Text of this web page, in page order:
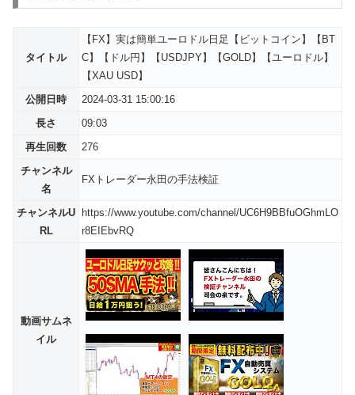
タイトル
【FX】実は簡単ユーロドル日足【ビットコイン】【BT
C】【ドル円】【USDJPY】【GOLD】【ユーロドル】
【XAU USD】
公開日時
2024-03-31 15:00:16
長さ
09:03
再生回数
276
チャンネル
名
FXトレーダー永田の手法検証
チャンネルU
RL
https://www.youtube.com/channel/UC6H9BBfuOGhmLO
r8EIEbvRQ
動画サムネ
イル